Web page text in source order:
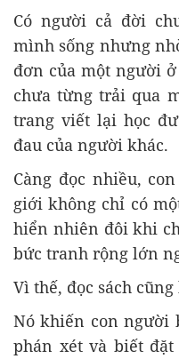
Có người cả đời
mình sống nhưng
đơn của một người
chưa từng trải qua
trang viết lại học
đau của người khác.
Càng đọc nhiều,
giới không chỉ có
hiển nhiên đôi khi
bức tranh rộng lớn
Vì thế, đọc sách
Nó khiến con người
phán xét và biết